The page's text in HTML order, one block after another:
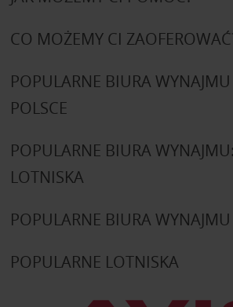
CO MOŻEMY CI
POPULARNE BIURA
POLSCE
POPULARNE BIURA
LOTNISKA
POPULARNE BIURA WYNAJMU
POPULARNE LOTNISKA